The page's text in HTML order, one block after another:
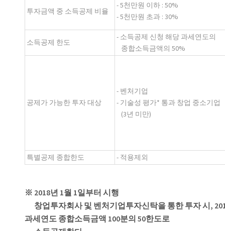
투자금액 중 소득공제 비율
- 5천만원 이하 : 50%
- 5천만원 초과 : 30%
소득공제 한도
- 소득공제 신청 해당 과세연도의
종합소득금액의 50%
공제가 가능한 투자 대상
- 벤처기업
- 기술성 평가* 통과 창업 중소기업
(3년 미만)
특별공제 종합한도 - 적용제외
※ 2018년 1월 1일부터 시행
창업투자회사 및 벤처기업투자신탁을 통한 투자 시,
과세연도 종합소득금액 100분의 50한도로